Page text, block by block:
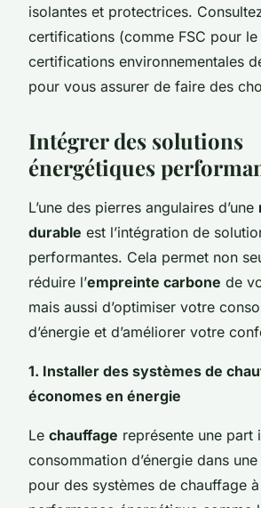
isolantes et protectrices.
certifications (comme FSC pour
certifications environnementales
pour vous assurer de faire des
Intégrer des solutions
énergétiques
L’une des pierres angulaires d’une
durable est l’intégration de
performantes. Cela permet non
réduire l’empreinte carbone de
mais aussi d’optimiser votre
d’énergie et d’améliorer votre
1. Installer des systèmes de
économes en énergie
Le chauffage représente une part
consommation d’énergie dans
pour des systèmes de chauffage